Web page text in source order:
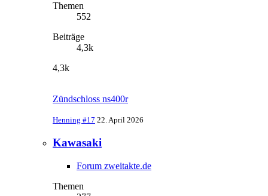
Themen
552
Beiträge
4,3k
4,3k
Zündschloss ns400r
Henning #17 22. April 2026
Kawasaki
Forum zweitakte.de
Themen